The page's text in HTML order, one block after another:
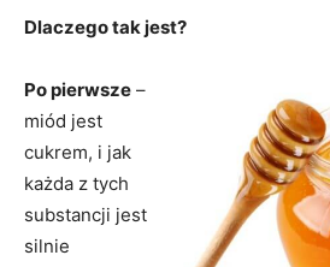
Dlaczego tak jest?
Po pierwsze –
miód jest
cukrem, i jak
każda z tych
substancji jest
silnie